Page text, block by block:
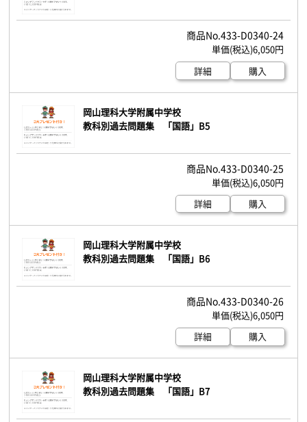
433-D0340-24
6,050円
詳細
購入
岡山理科大学附属中学校
教科別過去問題集 「国語」B5
433-D0340-25
6,050円
詳細
購入
岡山理科大学附属中学校
教科別過去問題集 「国語」B6
433-D0340-26
6,050円
詳細
購入
岡山理科大学附属中学校
教科別過去問題集 「国語」B7